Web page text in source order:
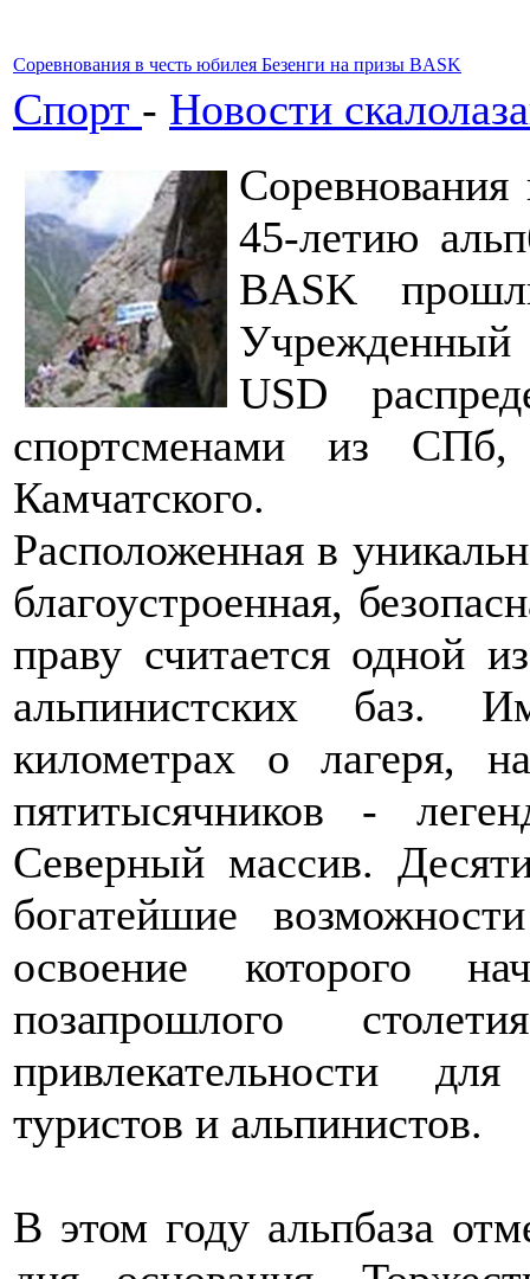
Соревнования в честь юбилея Безенги на призы BASK
Спорт - Новости
45-летию
BASK
USD
спортсменами из СПб,
Камчатского.
Расположенная в
благоустроенная,
праву считается одной
альпинистских баз.
километрах о лагеря,
пятитысячников -
Северный массив.
богатейшие
освоение которого
позапрошлого
привлекательности
туристов и альпинистов.
В этом году альпбаза